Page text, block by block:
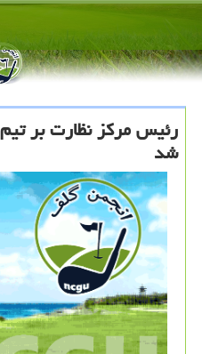
رئیس مركز نظارت بر تیم
شد